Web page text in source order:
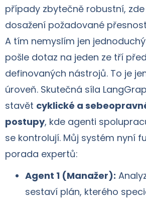
případy zbytečně robustní,
dosažení požadované
A tím nemyslím jen jednoduchý
pošle dotaz na jeden ze tří
definovaných nástrojů. To je
úroveň. Skutečná síla
stavět cyklické a
postupy, kde agenti
se kontrolují. Můj systém nyní
porada expertů:
Agent 1 (Manažer):
sestaví plán, kterého